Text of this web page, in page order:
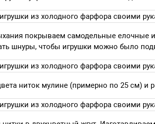
покрываем самодельные елочные
шнуры, чтобы игрушки можно было
ниток мулине (примерно по 25 см) и